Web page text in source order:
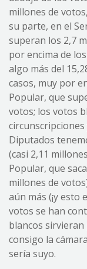
millones de
su parte, en el
superan los 2,7
por encima de
algo más del
casos, muy por
Popular, que
votos; los votos
circunscripciones
Diputados
(casi 2,11
Popular, que
millones de
aún más (¡y esto
votos se han
blancos
consigo la
sería suyo.